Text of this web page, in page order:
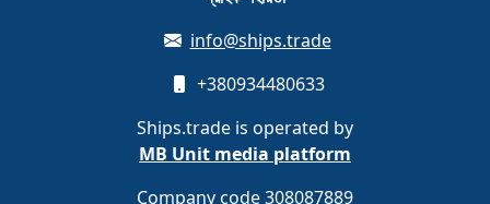
info@ships.trade
+380934480633
Ships.trade is operated by
MB Unit media platform
Company code 308087889